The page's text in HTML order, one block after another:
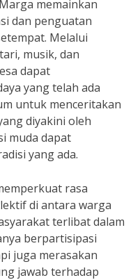
memainkan
dan penguatan
Melalui
musik, dan
dapat
yang telah ada
untuk menceritakan
diyakini oleh
muda dapat
yang ada.
rasa
di antara warga
terlibat dalam
berpartisipasi
juga merasakan
jawab terhadap